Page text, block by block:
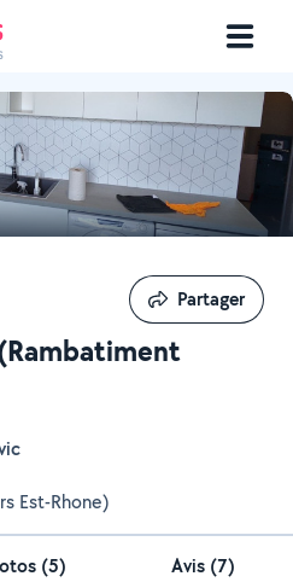
Est-Rhone)
Partager
Partager
(5) Avis (7)